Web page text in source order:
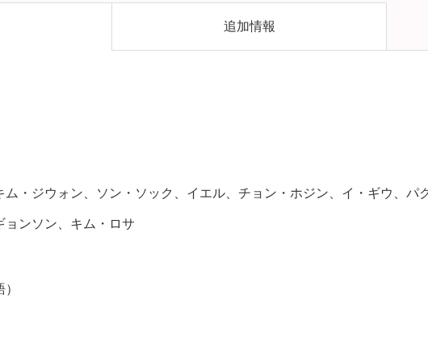
追加情報
ム・ジウォン、ソン・ソック、イエル、チョン・ホジン、イ・ギウ、パ
ョンソン、キム・ロサ